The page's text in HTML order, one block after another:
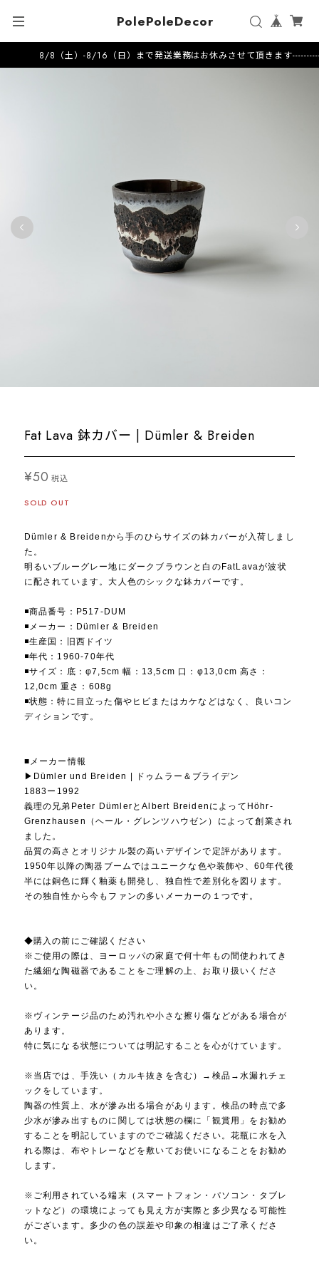
PolePoleDecor
8/8（土）-8/16（日）まで発送業務はお休みさせて頂きます
Fat Lava 鉢カバー | Dümler & Breiden
¥50 税込
SOLD OUT
Dümler & Breidenから手のひらサイズの鉢カバーが入荷しまし
た。
明るいブルーグレー地にダークブラウンと白のFatLavaが波状
に配されています。大人色のシックな鉢カバーです。
◾️商品番号：P517-DUM
◾️メーカー：Dümler & Breiden
◾️生産国：旧西ドイツ
◾️年代：1960-70年代
◾️サイズ：底：φ7,5cm 幅：13,5cm 口：φ13,0cm 高さ：
12,0cm 重さ：608g
◾️状態：特に目立った傷やヒビまたはカケなどはなく、良いコン
ディションです。
■メーカー情報
▶︎Dümler und Breiden | ドゥムラー＆ブライデン
1883ー1992
義理の兄弟Peter DümlerとAlbert BreidenによってHöhr-
Grenzhausen（ヘール・グレンツハウゼン）によって創業され
ました。
品質の高さとオリジナル製の高いデザインで定評があります。
1950年以降の陶器ブームではユニークな色や装飾や、60年代後
半には銅色に輝く釉薬も開発し、独自性で差別化を図ります。
その独自性から今もファンの多いメーカーの１つです。
◆購入の前にご確認ください
※ご使用の際は、ヨーロッパの家庭で何十年もの間使われてき
た繊細な陶磁器であることをご理解の上、お取り扱いくださ
い。
※ヴィンテージ品のため汚れや小さな擦り傷などがある場合が
あります。
特に気になる状態については明記することを心がけています。
※当店では、手洗い（カルキ抜きを含む）→検品→水漏れチェ
ックをしています。
陶器の性質上、水が滲み出る場合があります。検品の時点で多
少水が滲み出すものに関しては状態の欄に「観賞用」をお勧め
することを明記していますのでご確認ください。花瓶に水を入
れる際は、布やトレーなどを敷いてお使いになることをお勧め
します。
※ご利用されている端末（スマートフォン・パソコン・タブレ
ットなど）の環境によっても見え方が実際と多少異なる可能性
がございます。多少の色の誤差や印象の相違はご了承くださ
い。